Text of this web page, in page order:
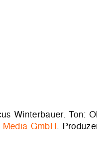
Winterbauer. Ton:
GmbH.